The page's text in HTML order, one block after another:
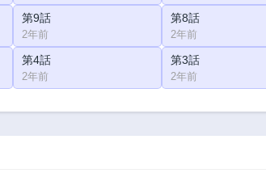
第9話
2年前
第8話
2年前
第4話
2年前
第3話
2年前